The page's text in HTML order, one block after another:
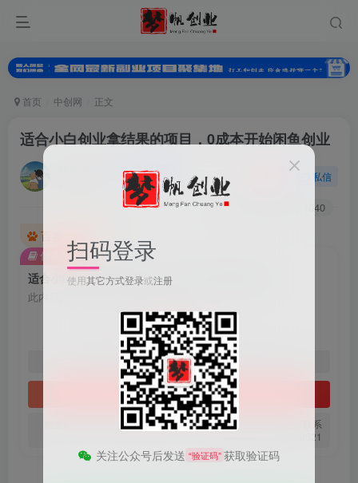
首页 中创网 正文
适合小白创业拿结果的项目，0成本开始闲鱼创业
私信
1040
百度已收录
适合小白创业拿结果的项目，0成本开始闲鱼创业
此内容为付费阅读，请付费后查看
梦币9.9梦币99
免费 钻石会员
立即购买
您当前未登录！建议登陆后购买，可保存购买订单。微信支付联系
微信：chen185599521
付费阅读扫码登录
使用其它方式登录或注册
关注公众号后发送 “验证码” 获取验证码